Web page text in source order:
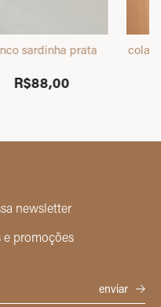
sardinha prata
R$88,00
colar
newsletter
e promoções